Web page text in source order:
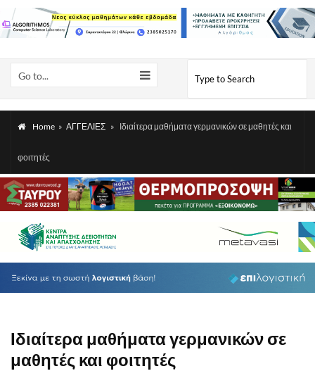
Go to...
Home » ΑΓΓΕΛΙΕΣ » Ιδιαίτερα μαθήματα γερμανικών σε μαθητές και
φοιτητές
Ιδιαίτερα μαθήματα γερμανικών σε
μαθητές και φοιτητές